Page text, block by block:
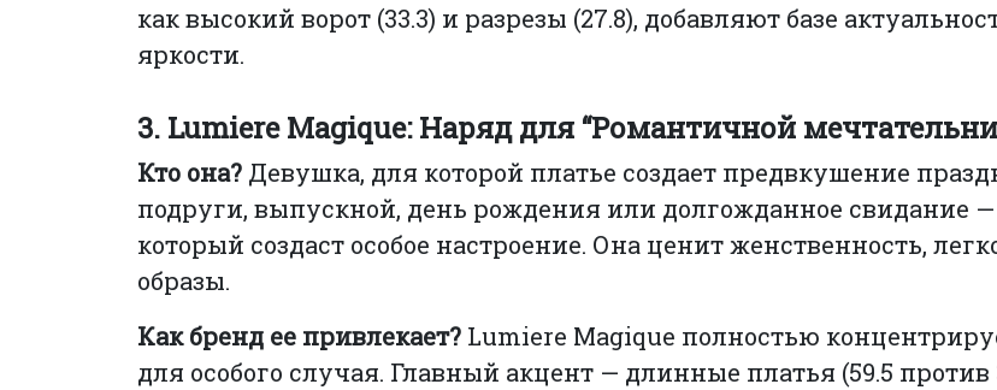
как высокий ворот (33.3) и разрезы (27.8), добавляют базе
яркости.
3. Lumiere Magique: Наряд для “Романтичной
Кто она? Девушка, для которой платье создает предвкушение
подруги, выпускной, день рождения или долгожданное свидание
который создаст особое настроение. Она ценит женственность,
образы.
Как бренд ее привлекает? Lumiere Magique полностью
для особого случая. Главный акцент — длинные платья (59.5 против